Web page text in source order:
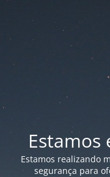
Estamos
Estamos realizando
segurança para